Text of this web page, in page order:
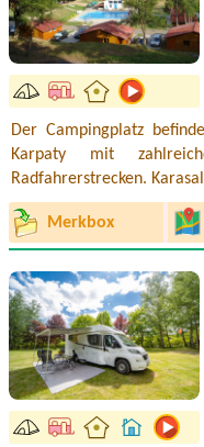
Der Campingplatz
Karpaty mit
Radfahrerstrecken.
Merkbox